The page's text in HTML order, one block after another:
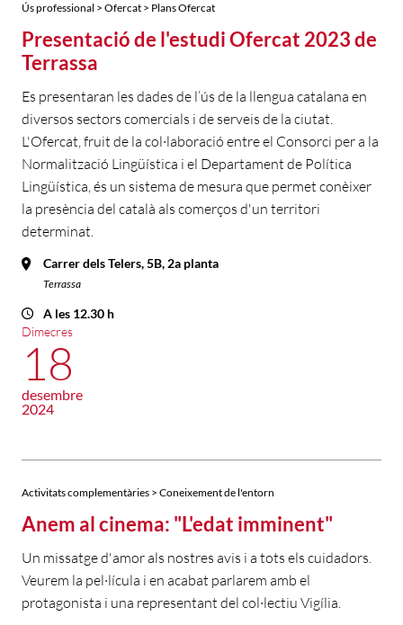
Ús professional > Ofercat > Plans Ofercat
Presentació de l'estudi Ofercat 2023 de
Terrassa
Es presentaran les dades de l’ús de la llengua catalana en
diversos sectors comercials i de serveis de la ciutat.
L'Ofercat, fruit de la col·laboració entre el Consorci per a la
Normalització Lingüística i el Departament de Política
Lingüística, és un sistema de mesura que permet conèixer
la presència del català als comerços d'un territori
determinat.
Carrer dels Telers, 5B, 2a planta
Terrassa
A les 12.30 h
Dimecres
18
desembre
2024
Activitats complementàries > Coneixement de l'entorn
Anem al cinema: "L'edat imminent"
Un missatge d'amor als nostres avis i a tots els cuidadors.
Veurem la pel·lícula i en acabat parlarem amb el
protagonista i una representant del col·lectiu Vigília.